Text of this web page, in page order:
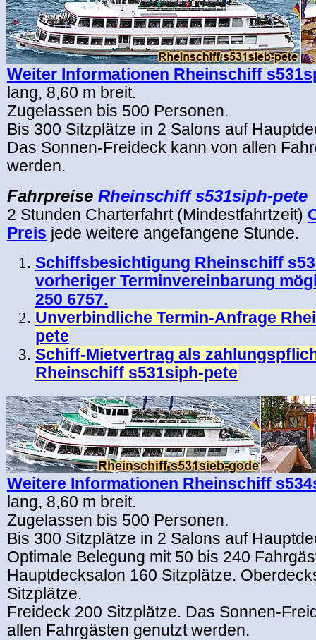
Weiter Informationen Rheinschiff
lang, 8,60 m breit.
Zugelassen bis 500 Personen.
Bis 300 Sitzplätze in 2 Salons auf
Das Sonnen-Freideck kann von allen
werden.
Fahrpreise Rheinschiff s531siph-pete
2 Stunden Charterfahrt (Mindestfahrtzeit)
Preis jede weitere angefangene Stunde.
Schiffsbesichtigung Rheinschiff
vorheriger Terminvereinbarung
250 6757.
Unverbindliche Termin-Anfrage
pete
Schiff-Mietvertrag als
Rheinschiff s531siph-pete
Weitere Informationen Rheinschiff
lang, 8,60 m breit.
Zugelassen bis 500 Personen.
Bis 300 Sitzplätze in 2 Salons auf
Optimale Belegung mit 50 bis 240
Hauptdecksalon 160 Sitzplätze.
Sitzplätze.
Freideck 200 Sitzplätze. Das Sonnen-
allen Fahrgästen genutzt werden.